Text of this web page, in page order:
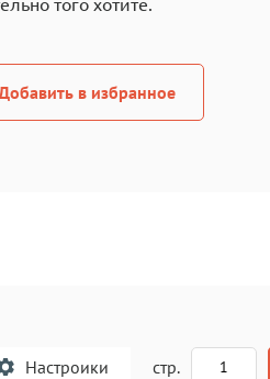
того хотите.
в избранное
Настроики стр.